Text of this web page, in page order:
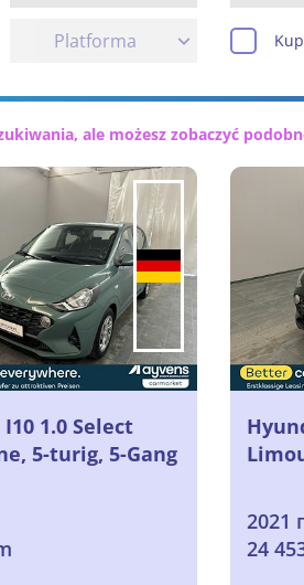
Platforma
ale możesz zobaczyć
1.0 Select
5-turig, 5-Gang
2021
24